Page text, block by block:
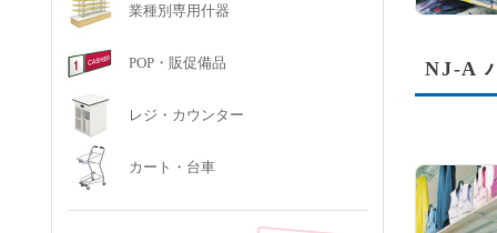
業種別専用什器
POP・販促備品
レジ・カウンター
カート・台車
NJ-A